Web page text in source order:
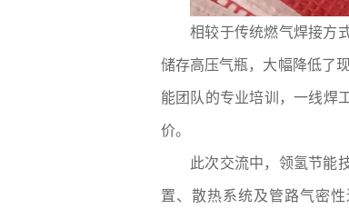
相较于传统燃气焊接方式
储存高压气瓶，大幅降低了
能团队的专业培训，一线焊
价。
此次交流中，领氢节能
置、散热系统及管路气密